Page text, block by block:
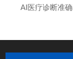
AI医疗诊断准